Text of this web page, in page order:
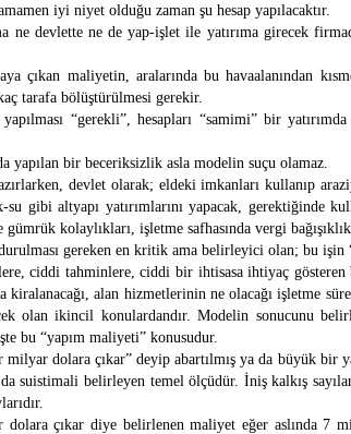
iyi niyet olduğu zaman şu hesap yapılacaktır.
ne devlette ne de yap-işlet ile yatırıma girecek
çıkan maliyetin, aralarında bu havaalanından
tarafa bölüştürülmesi gerekir.
“gerekli”, hesapları “samimi” bir
yapılan bir beceriksizlik asla modelin suçu olamaz.
devlet olarak; eldeki imkanları kullanıp
gibi altyapı yatırımlarını yapacak, gerektiğinde
kolaylıkları, işletme safhasında vergi
gereken en kritik ama belirleyici olan; bu işin
ciddi tahminlere, ciddi bir ihtisasa ihtiyaç gösteren
kiralanacağı, alan hizmetlerinin ne olacağı işletme
olan ikincil konulardandır. Modelin sonucunu
bu “yapım maliyeti” konusudur.
dolara çıkar” deyip abartılmış ya da büyük bir
suistimali belirleyen temel ölçüdür. İniş kalkış
çıkar diye belirlenen maliyet eğer aslında 7